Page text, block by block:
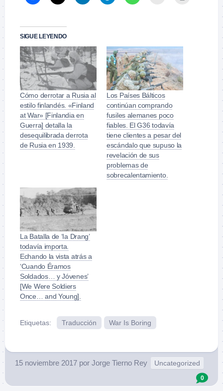
SIGUE LEYENDO
Cómo derrotar a Rusia al
estilo finlandés. «Finland
at War» [Finlandia en
Guerra] detalla la
desequilibrada derrota
de Rusia en 1939.
Los Países Bálticos
continúan comprando
fusiles alemanes poco
fiables. El G36 todavía
tiene clientes a pesar del
escándalo que supuso la
revelación de sus
problemas de
sobrecalentamiento.
La Batalla de ‘Ia Drang’
todavía importa.
Echando la vista atrás a
‘Cuando Éramos
Soldados… y Jóvenes’
[We Were Soldiers
Once… and Young].
Etiquetas: Traducción War Is Boring
15 noviembre 2017 por Jorge Tierno Rey Uncategorized
0